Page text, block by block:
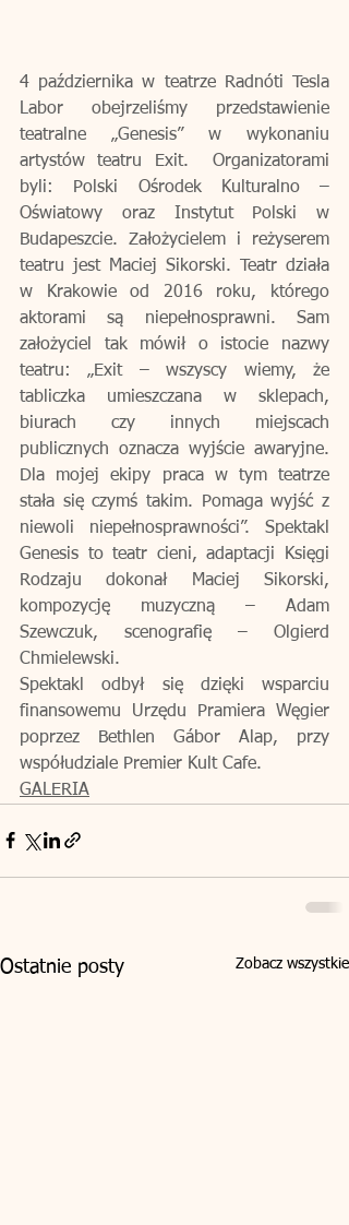
4 października w teatrze Radnóti Tesla
Labor obejrzeliśmy przedstawienie
teatralne „Genesis” w wykonaniu
artystów teatru Exit.  Organizatorami
byli: Polski Ośrodek Kulturalno –
Oświatowy oraz Instytut Polski w
Budapeszcie. Założycielem i reżyserem
teatru jest Maciej Sikorski. Teatr działa
w Krakowie od 2016 roku, którego
aktorami są niepełnosprawni. Sam
założyciel tak mówił o istocie nazwy
teatru: „Exit – wszyscy wiemy, że
tabliczka umieszczana w sklepach,
biurach czy innych miejscach
publicznych oznacza wyjście awaryjne.
Dla mojej ekipy praca w tym teatrze
stała się czymś takim. Pomaga wyjść z
niewoli niepełnosprawności”. Spektakl
Genesis to teatr cieni, adaptacji Księgi
Rodzaju dokonał Maciej Sikorski,
kompozycję muzyczną – Adam
Szewczuk, scenografię – Olgierd
Chmielewski.
Spektakl odbył się dzięki wsparciu
finansowemu Urzędu Pramiera Węgier
poprzez Bethlen Gábor Alap, przy
współudziale Premier Kult Cafe.
GALERIA
Ostatnie posty Zobacz wszystkie